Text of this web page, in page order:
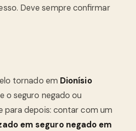
Deve sempre confirmar
tornado em Dionísio
o seguro negado ou
para depois: contar com um
em seguro negado em